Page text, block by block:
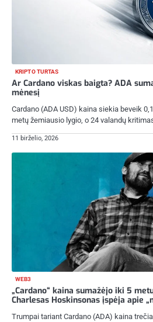
KRIPTO TURTAS
Ar Cardano viskas baigta? ADA
mėnesį
Cardano (ADA USD) kaina siekia beveik
metų žemiausio lygio, o 24 valandų
11 birželio, 2026
WEB3
„Cardano“ kaina sumažėjo iki 5
Charlesas Hoskinsonas įspėja apie
Trumpai tariant Cardano (ADA) kaina